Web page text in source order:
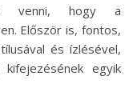
venni, hogy a
Először is, fontos,
és ízlésével,
egyik